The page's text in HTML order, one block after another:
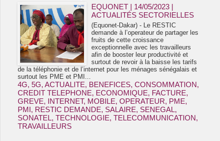
EQUONET | 14/05/2023 |
ACTUALITÉS SECTORIELLES
(Equonet-Dakar) - Le RESTIC
demande à l’operateur de partager les
fruits de cette croissance
exceptionnelle avec les travailleurs
afin de booster leur productivité et
surtout de revoir à la baisse les tarifs
de la téléphonie et de l’internet pour les ménages sénégalais et
surtout les PME et PMI...
4G, 5G, ACTUALITE, BENEFICES, CONSOMMATION,
CREDIT TELEPHONE, ECONOMIQUE, FACTURE,
GREVE, INTERNET, MOBILE, OPERATEUR, PME,
PMI, RESTIC DEMANDE, SALAIRE, SENEGAL,
SONATEL, TECHNOLOGIE, TELECOMMUNICATION,
TRAVAILLEURS